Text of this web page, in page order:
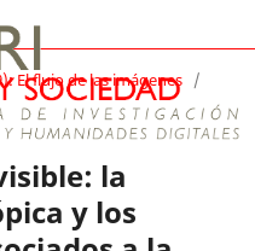
El flujo de las imágenes /
la
y los